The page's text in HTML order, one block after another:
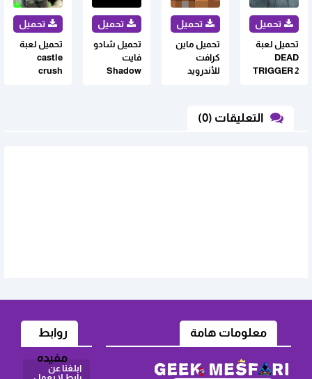
تحميل لعبة
DEAD
TRIGGER 2
تحميل ماين
كرافت
للأندرويد
تحميل شادو
فايت
Shadow
تحميل لعبة
castle
crush
التعليقات (0)
معلومات هامة
روابط
مفيده
ابلغنا عن